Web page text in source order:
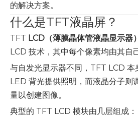
的解决方案。
什么是TFT液晶屏？
TFT LCD（薄膜晶体管液晶显示器）
LCD 技术，其中每个像素均由其自
与自发光显示器不同，TFT LCD 本
LED 背光提供照明，而液晶分子则
量以创建图像。
典型的 TFT LCD 模块由几层组成：